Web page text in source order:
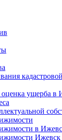
ущерба в
в
Ижевск